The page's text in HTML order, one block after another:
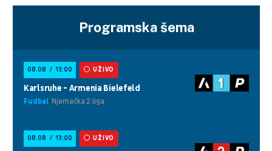
Programska šema